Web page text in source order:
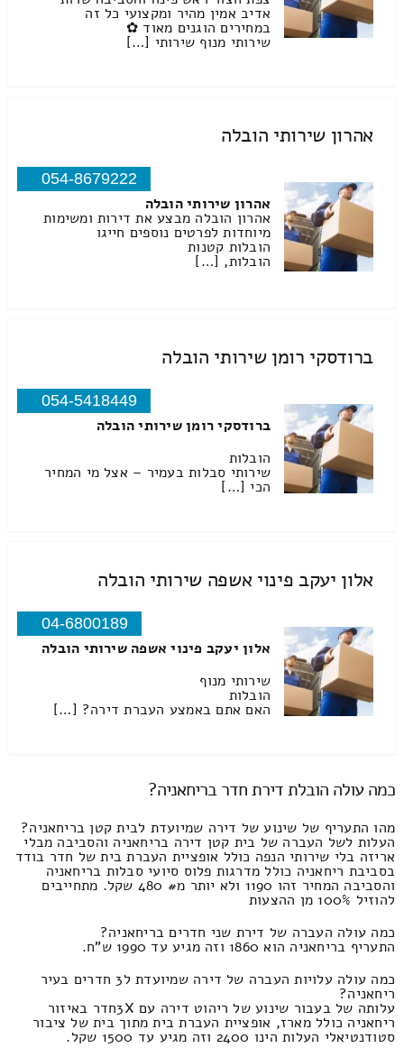
אדיב אמין מהיר ומקצועי כל זה
במחירים הוגנים מאוד ✿
שירותי מנוף שירותי […]
אהרון שירותי הובלה
054-8679222
אהרון שירותי הובלה
אהרון הובלה מבצע את דירות ומשימות
מיוחדות לפרטים נוספים חייגו
הובלות קטנות
הובלות, […]
ברודסקי רומן שירותי הובלה
054-5418449
ברודסקי רומן שירותי הובלה
הובלות
שירותי סבלות בעמיר – אצל מי המחיר
הכי […]
אלון יעקב פינוי אשפה שירותי הובלה
04-6800189
אלון יעקב פינוי אשפה שירותי הובלה
שירותי מנוף
הובלות
האם אתם באמצע העברת דירה? […]
כמה עולה הובלת דירת חדר בריחאניה?
מהו התעריף של שינוע של דירה שמיועדת לבית קטן בריחאניה?
העלות לשל העברה של בית קטן דירה בריחאניה והסביבה מבלי
אריזה בלי שירותי הנפה כולל אופציית העברת בית של חדר בודד
בסביבת ריחאניה כולל מדרגות פלוס סיועי סבלות בריחאניה
והסביבה המחיר זהו 1190 ולא יותר מ# 480 שקל. מתחייבים
להוזיל 100% מן ההצעות
כמה עולה העברה של דירת שני חדרים בריחאניה?
התעריף בריחאניה הוא 1860 וזה מגיע עד 1990 ש"ח.
כמה עולה עלויות העברה של דירה שמיועדת ל3 חדרים בעיר
ריחאניה?
עלותה של בעבור שינוע של ריהוט דירה עם 3Xחדר באיזור
ריחאניה כולל מארז, אופציית העברת בית מתוך בית של ציבור
סטודנטיאלי העלות הינו 2400 וזה מגיע עד 1500 שקל.